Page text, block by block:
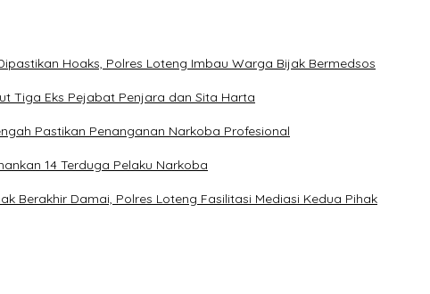
Hoaks, Polres Loteng Imbau Warga Bijak Bermedsos
Tiga Eks Pejabat Penjara dan Sita Harta
Pastikan Penanganan Narkoba Profesional
14 Terduga Pelaku Narkoba
Berakhir Damai, Polres Loteng Fasilitasi Mediasi Kedua Pihak